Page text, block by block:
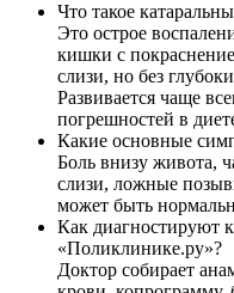
Что такое
Это острое
кишки с
слизи, но без
Развивается чаще
погрешностей в
Какие основные
Боль внизу живота,
слизи, ложные
может быть
Как диагностируют
«Поликлинике.ру»?
Доктор собирает